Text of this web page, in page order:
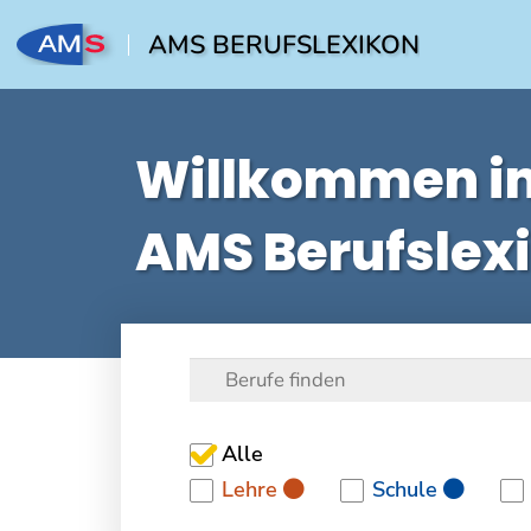
AMS BERUFSLEXIKON
Willkommen
AMS
Alle
Lehre
Schule